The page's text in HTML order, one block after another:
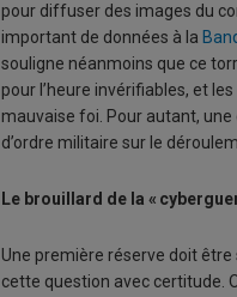
pour diffuser des images du
important de données à la
souligne néanmoins que ce
pour l’heure invérifiables, et
mauvaise foi. Pour autant,
d’ordre militaire sur le
Le brouillard de la «
Une première réserve doit
cette question avec certitude.